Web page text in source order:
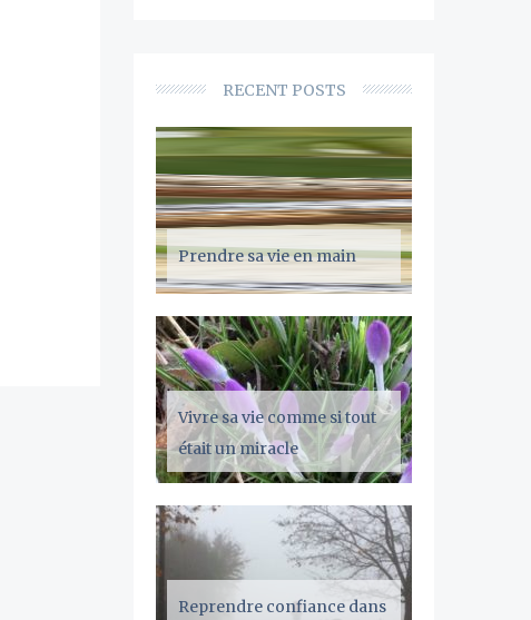
RECENT POSTS
Prendre sa vie en main
Vivre sa vie comme si tout
était un miracle
Reprendre confiance dans